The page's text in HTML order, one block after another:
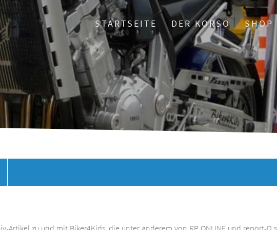
STARTSEITE DER KORSO SHOP